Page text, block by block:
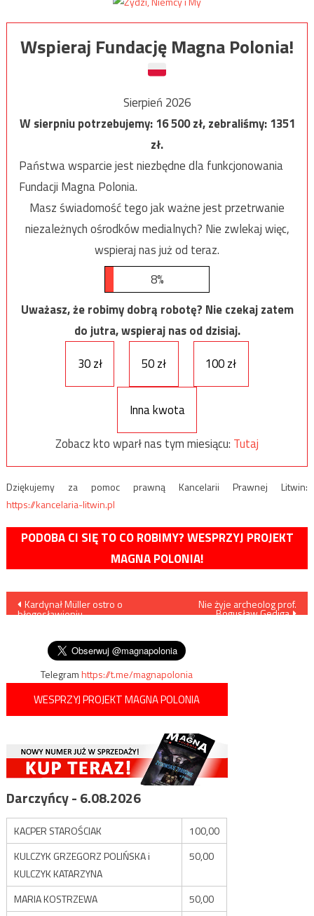
Wspieraj Fundację Magna Polonia!
Sierpień 2026
W sierpniu potrzebujemy:16 500zł, zebraliśmy:1351
zł.
Państwa wsparcie jest niezbędne dla funkcjonowania
Fundacji Magna Polonia.
Masz świadomość tego jak ważne jest przetrwanie
niezależnych ośrodków medialnych? Nie zwlekaj więc,
wspieraj nas już od teraz.
8%
Uważasz, że robimy dobrą robotę? Nie czekaj zatem
do jutra, wspieraj nas od dzisiaj.
30 zł
50 zł 100 zł
Inna kwota
Zobacz kto wparł nas tym miesiącu: Tutaj
Dziękujemy za pomoc prawną Kancelarii Prawnej Litwin:
https://kancelaria-litwin.pl
PODOBA CI SIĘ TO CO ROBIMY? WESPRZYJ PROJEKT
MAGNA POLONIA!
Nawigacja
wpisu
Kardynał Müller ostro o
błogosławieniu
Nie żyje archeolog prof.
Bogusław Gediga
Telegramhttps://t.me/magnapolonia
WESPRZYJ PROJEKT MAGNA POLONIA
Darczyńcy - 6.08.2026
KACPER STAROŚCIAK
100,00
KULCZYK GRZEGORZ POLIŃSKA i
KULCZYK KATARZYNA
50,00
MARIA KOSTRZEWA 50,00